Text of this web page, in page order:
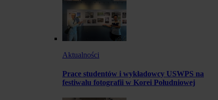
Aktualności
Prace studentów i wykładowcy USWPS na
festiwalu fotografii w Korei Południowej